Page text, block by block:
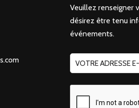
Veuillez renseigner
désirez être tenu
événements.